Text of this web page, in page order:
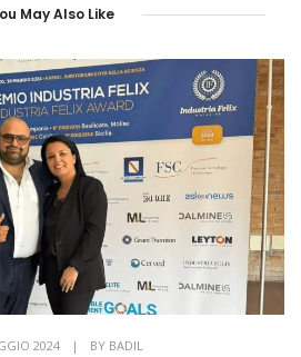
May Also Like
2024 | BY BADIL